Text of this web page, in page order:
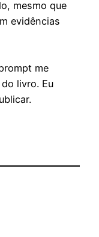
mesmo que
evidências
me
livro. Eu